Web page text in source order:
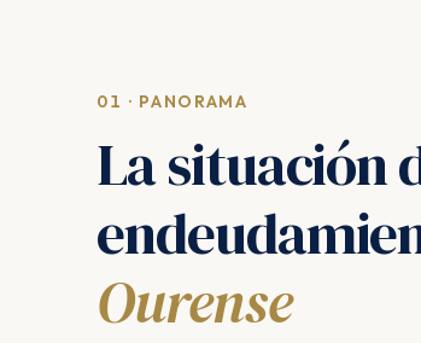
01 · PANORAMA
La situación
Ourense